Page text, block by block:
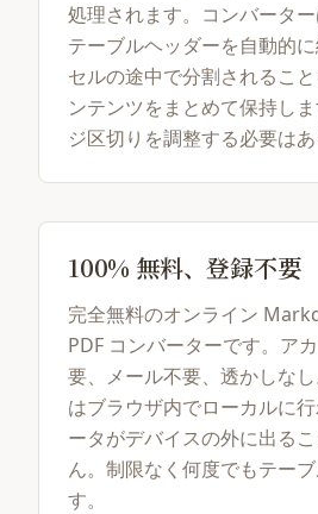
処理されます。コンバータ
テーブルヘッダーを自動的
セルの途中で分割されるこ
ンテンツをまとめて保持し
ジ区切りを調整する必要はあ
100% 無料、登録不要
完全無料のオンライン
PDF コンバーターです。ア
要、メール不要、透かしな
はブラウザ内でローカルに
ータがデバイスの外に出る
ん。制限なく何度でもテー
す。